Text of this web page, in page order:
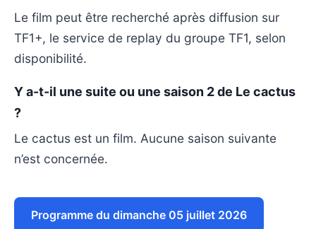
Le film peut être recherché après diffusion sur
TF1+, le service de replay du groupe TF1, selon
disponibilité.
Y a-t-il une suite ou une saison 2 de Le cactus
?
Le cactus est un film. Aucune saison suivante
n’est concernée.
Programme du dimanche 05 juillet 2026